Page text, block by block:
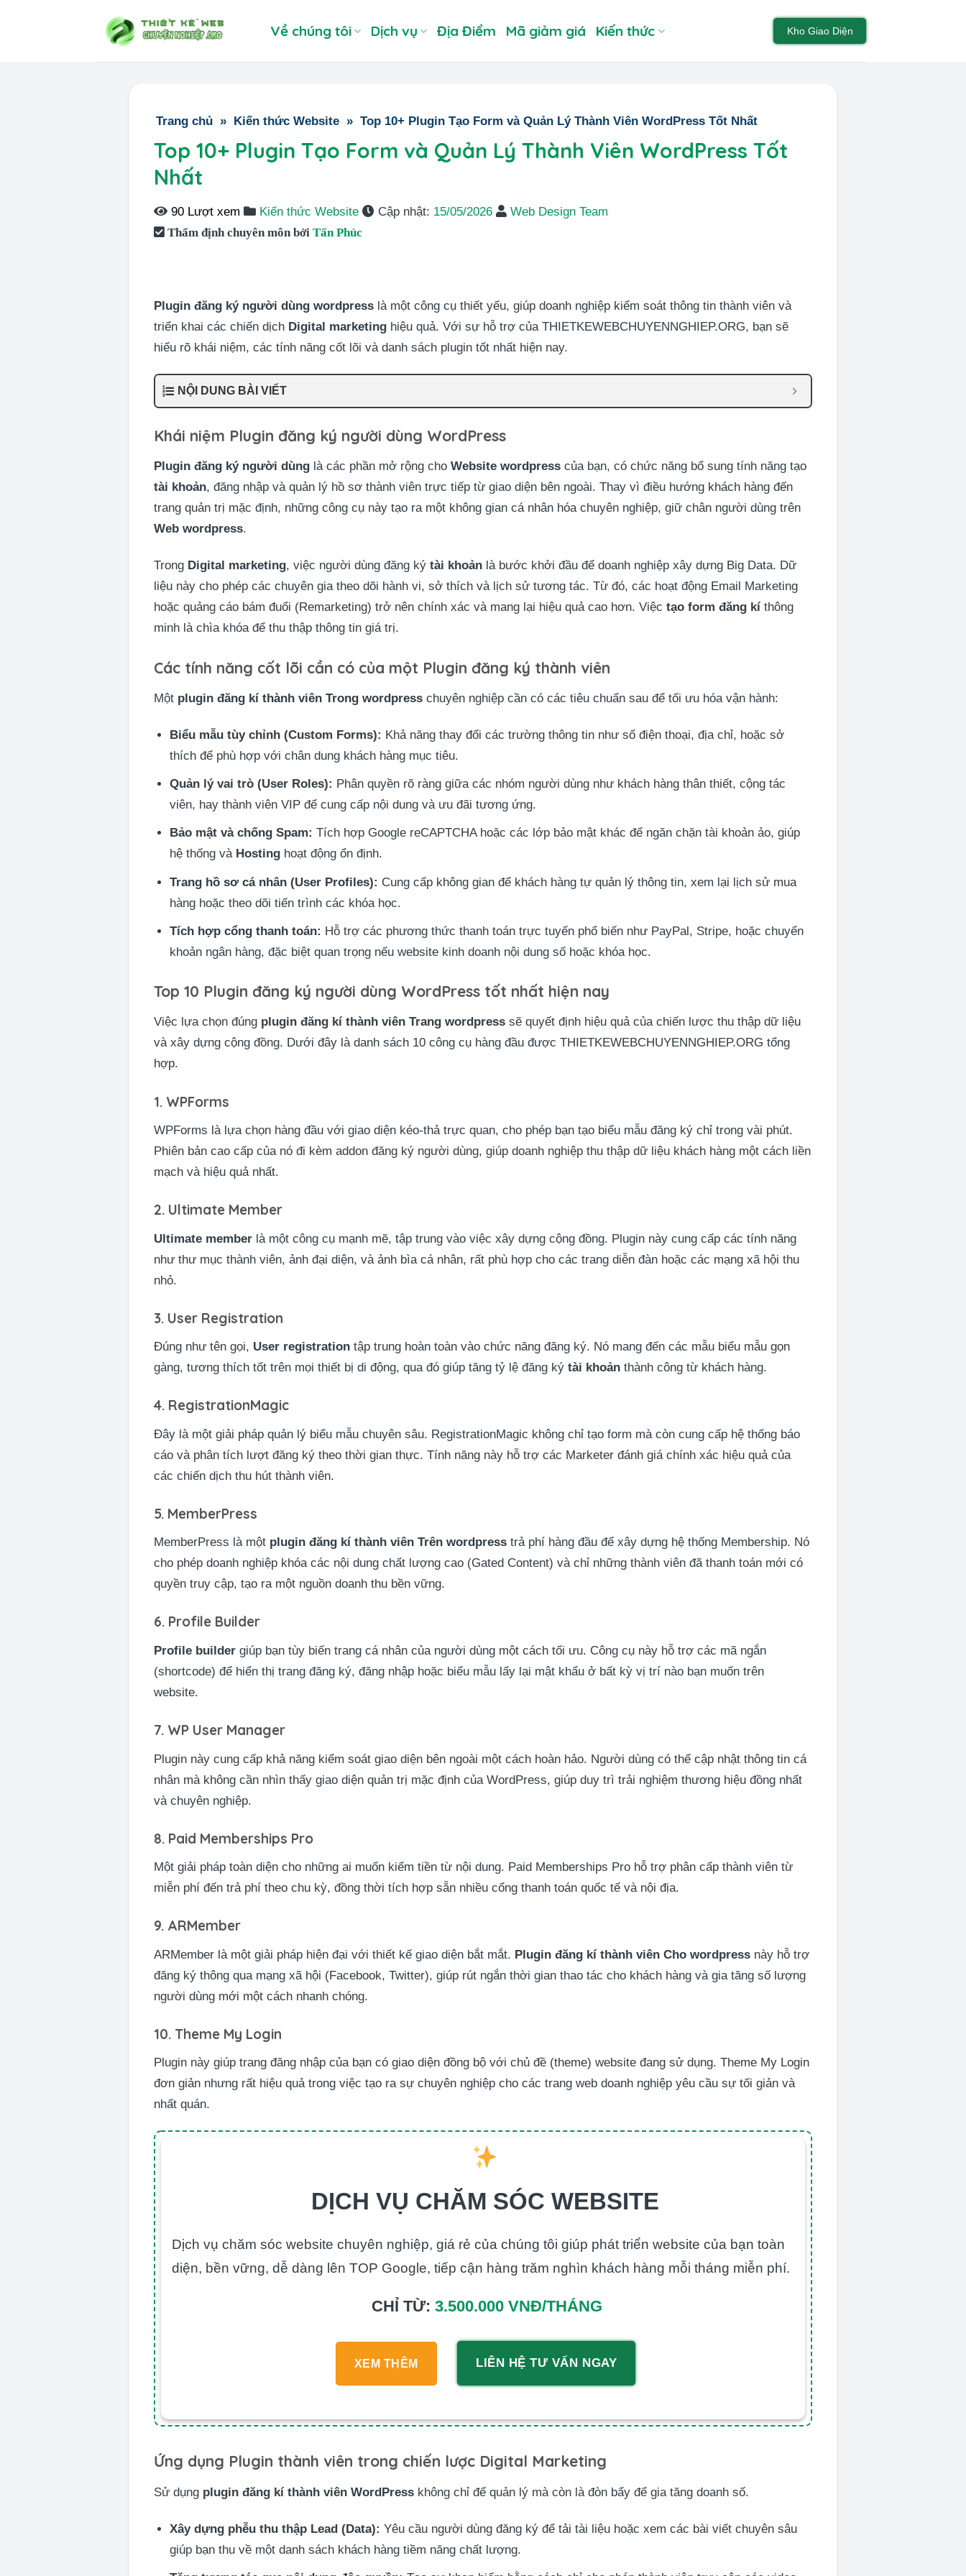
Về chúng tôi Dịch vụ Địa Điểm Mã giảm giá Kiến thức Kho Giao Diện
Trang chủ » Kiến thức Website » Top 10+ Plugin Tạo Form và Quản Lý Thành Viên WordPress Tốt Nhất
Top 10+ Plugin Tạo Form và Quản Lý Thành Viên WordPress Tốt
Nhất
90 Lượt xem Kiến thức Website Cập nhật: 15/05/2026 Web Design Team
Thẩm định chuyên môn bởiTấn Phúc
Plugin đăng ký người dùng wordpress là một công cụ thiết yếu, giúp doanh nghiệp kiểm soát thông tin thành viên và
triển khai các chiến dịch Digital marketing hiệu quả. Với sự hỗ trợ của THIETKEWEBCHUYENNGHIEP.ORG, bạn sẽ
hiểu rõ khái niệm, các tính năng cốt lõi và danh sách plugin tốt nhất hiện nay.
NỘI DUNG BÀI VIẾT
Khái niệm Plugin đăng ký người dùng WordPress
Plugin đăng ký người dùng là các phần mở rộng choWebsite wordpress của bạn, có chức năng bổ sung tính năng tạo
tài khoản, đăng nhập và quản lý hồ sơ thành viên trực tiếp từ giao diện bên ngoài. Thay vì điều hướng khách hàng đến
trang quản trị mặc định, những công cụ này tạo ra một không gian cá nhân hóa chuyên nghiệp, giữ chân người dùng trên
Web wordpress.
Trong Digital marketing, việc người dùng đăng kýtài khoản là bước khởi đầu để doanh nghiệp xây dựng Big Data. Dữ
liệu này cho phép các chuyên gia theo dõi hành vi, sở thích và lịch sử tương tác. Từ đó, các hoạt động Email Marketing
hoặc quảng cáo bám đuổi (Remarketing) trở nên chính xác và mang lại hiệu quả cao hơn. Việctạo form đăng kí thông
minh là chìa khóa để thu thập thông tin giá trị.
Các tính năng cốt lõi cần có của một Plugin đăng ký thành viên
Một plugin đăng kí thành viên Trong wordpress chuyên nghiệp cần có các tiêu chuẩn sau để tối ưu hóa vận hành:
Biểu mẫu tùy chỉnh (Custom Forms): Khả năng thay đổi các trường thông tin như số điện thoại, địa chỉ, hoặc sở
thích để phù hợp với chân dung khách hàng mục tiêu.
Quản lý vai trò (User Roles): Phân quyền rõ ràng giữa các nhóm người dùng như khách hàng thân thiết, cộng tác
viên, hay thành viên VIP để cung cấp nội dung và ưu đãi tương ứng.
Bảo mật và chống Spam: Tích hợp Google reCAPTCHA hoặc các lớp bảo mật khác để ngăn chặn tài khoản ảo, giúp
hệ thống và Hosting hoạt động ổn định.
Trang hồ sơ cá nhân (User Profiles): Cung cấp không gian để khách hàng tự quản lý thông tin, xem lại lịch sử mua
hàng hoặc theo dõi tiến trình các khóa học.
Tích hợp cổng thanh toán: Hỗ trợ các phương thức thanh toán trực tuyến phổ biến như PayPal, Stripe, hoặc chuyển
khoản ngân hàng, đặc biệt quan trọng nếu website kinh doanh nội dung số hoặc khóa học.
Top 10 Plugin đăng ký người dùng WordPress tốt nhất hiện nay
Việc lựa chọn đúng plugin đăng kí thành viên Trang wordpress sẽ quyết định hiệu quả của chiến lược thu thập dữ liệu
và xây dựng cộng đồng. Dưới đây là danh sách 10 công cụ hàng đầu được THIETKEWEBCHUYENNGHIEP.ORG tổng
hợp.
1. WPForms
WPForms là lựa chọn hàng đầu với giao diện kéo-thả trực quan, cho phép bạn tạo biểu mẫu đăng ký chỉ trong vài phút.
Phiên bản cao cấp của nó đi kèm addon đăng ký người dùng, giúp doanh nghiệp thu thập dữ liệu khách hàng một cách liền
mạch và hiệu quả nhất.
2. Ultimate Member
Ultimate member là một công cụ mạnh mẽ, tập trung vào việc xây dựng cộng đồng. Plugin này cung cấp các tính năng
như thư mục thành viên, ảnh đại diện, và ảnh bìa cá nhân, rất phù hợp cho các trang diễn đàn hoặc các mạng xã hội thu
nhỏ.
3. User Registration
Đúng như tên gọi, User registration tập trung hoàn toàn vào chức năng đăng ký. Nó mang đến các mẫu biểu mẫu gọn
gàng, tương thích tốt trên mọi thiết bị di động, qua đó giúp tăng tỷ lệ đăng kýtài khoản thành công từ khách hàng.
4. RegistrationMagic
Đây là một giải pháp quản lý biểu mẫu chuyên sâu. RegistrationMagic không chỉ tạo form mà còn cung cấp hệ thống báo
cáo và phân tích lượt đăng ký theo thời gian thực. Tính năng này hỗ trợ các Marketer đánh giá chính xác hiệu quả của
các chiến dịch thu hút thành viên.
5. MemberPress
MemberPress là một plugin đăng kí thành viên Trên wordpress trả phí hàng đầu để xây dựng hệ thống Membership. Nó
cho phép doanh nghiệp khóa các nội dung chất lượng cao (Gated Content) và chỉ những thành viên đã thanh toán mới có
quyền truy cập, tạo ra một nguồn doanh thu bền vững.
6. Profile Builder
Profile builder giúp bạn tùy biến trang cá nhân của người dùng một cách tối ưu. Công cụ này hỗ trợ các mã ngắn
(shortcode) để hiển thị trang đăng ký, đăng nhập hoặc biểu mẫu lấy lại mật khẩu ở bất kỳ vị trí nào bạn muốn trên
website.
7. WP User Manager
Plugin này cung cấp khả năng kiểm soát giao diện bên ngoài một cách hoàn hảo. Người dùng có thể cập nhật thông tin cá
nhân mà không cần nhìn thấy giao diện quản trị mặc định của WordPress, giúp duy trì trải nghiệm thương hiệu đồng nhất
và chuyên nghiệp.
8. Paid Memberships Pro
Một giải pháp toàn diện cho những ai muốn kiếm tiền từ nội dung. Paid Memberships Pro hỗ trợ phân cấp thành viên từ
miễn phí đến trả phí theo chu kỳ, đồng thời tích hợp sẵn nhiều cổng thanh toán quốc tế và nội địa.
9. ARMember
ARMember là một giải pháp hiện đại với thiết kế giao diện bắt mắt. Plugin đăng kí thành viên Cho wordpress này hỗ trợ
đăng ký thông qua mạng xã hội (Facebook, Twitter), giúp rút ngắn thời gian thao tác cho khách hàng và gia tăng số lượng
người dùng mới một cách nhanh chóng.
10. Theme My Login
Plugin này giúp trang đăng nhập của bạn có giao diện đồng bộ với chủ đề (theme) website đang sử dụng. Theme My Login
đơn giản nhưng rất hiệu quả trong việc tạo ra sự chuyên nghiệp cho các trang web doanh nghiệp yêu cầu sự tối giản và
nhất quán.
DỊCH VỤ CHĂM SÓC WEBSITE
Dịch vụ chăm sóc website chuyên nghiệp, giá rẻ của chúng tôi giúp phát triển website của bạn toàn
diện, bền vững, dễ dàng lên TOP Google, tiếp cận hàng trăm nghìn khách hàng mỗi tháng miễn phí.
CHỈ TỪ: 3.500.000 VNĐ/THÁNG
XEM THÊM LIÊN HỆ TƯ VẤN NGAY
Ứng dụng Plugin thành viên trong chiến lược Digital Marketing
Sử dụng plugin đăng kí thành viên WordPress không chỉ để quản lý mà còn là đòn bẩy để gia tăng doanh số.
Xây dựng phễu thu thập Lead (Data): Yêu cầu người dùng đăng ký để tải tài liệu hoặc xem các bài viết chuyên sâu
giúp bạn thu về một danh sách khách hàng tiềm năng chất lượng.